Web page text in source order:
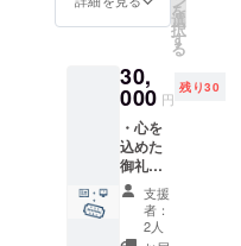
券2枚）
りさせ
ていた
だきま
す。 ※
使用時
は要予
約とな
りま
す。
る予定
のHPに
者とし
てのク
レジッ
トを表
記させ
ていた
だきま
す。
（ご希
を
選
択
す
る
30,
000 円
残り30
・心を
込めた
御礼の
メッ
セージ
カード
をお送
支援
者：
2人